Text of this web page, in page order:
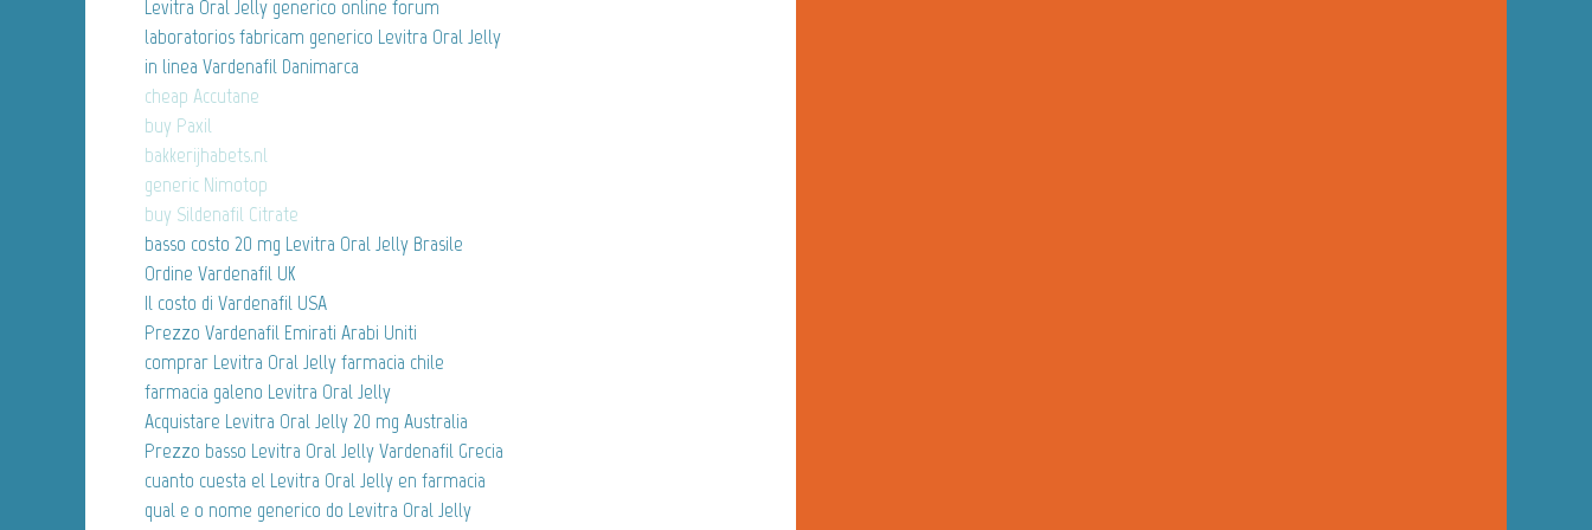
Levitra Oral Jelly generico online forum
laboratorios fabricam generico Levitra Oral Jelly
in linea Vardenafil Danimarca
cheap Accutane
buy Paxil
bakkerijhabets.nl
generic Nimotop
buy Sildenafil Citrate
basso costo 20 mg Levitra Oral Jelly Brasile
Ordine Vardenafil UK
Il costo di Vardenafil USA
Prezzo Vardenafil Emirati Arabi Uniti
comprar Levitra Oral Jelly farmacia chile
farmacia galeno Levitra Oral Jelly
Acquistare Levitra Oral Jelly 20 mg Australia
Prezzo basso Levitra Oral Jelly Vardenafil Grecia
cuanto cuesta el Levitra Oral Jelly en farmacia
qual e o nome generico do Levitra Oral Jelly